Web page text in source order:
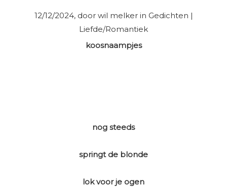
12/12/2024, door wil melker in Gedichten |
Liefde/Romantiek
koosnaampjes
nog steeds
springt de blonde
lok voor je ogen